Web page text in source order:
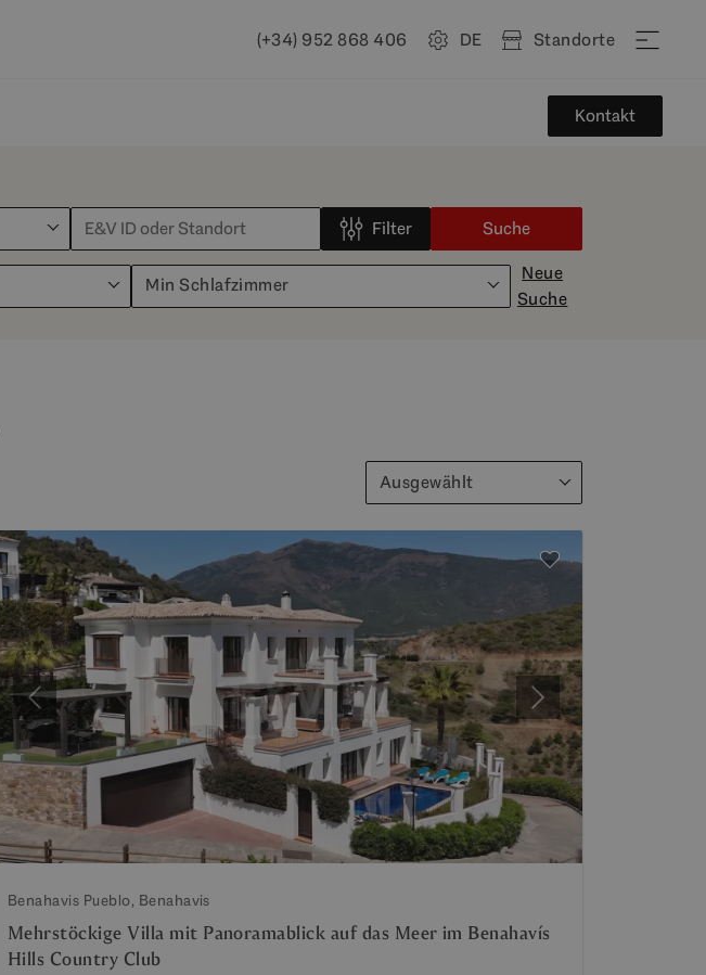
(+34) 952 868 406 DE Standorte
Kontakt
Filter Suche
Min Schlafzimmer
Neue
Suche
Ausgewählt
Vorherige Weiter
Benahavis Pueblo, Benahavis
Mehrstöckige Villa mit Panoramablick auf das Meer im Benahavís
Hills Country Club